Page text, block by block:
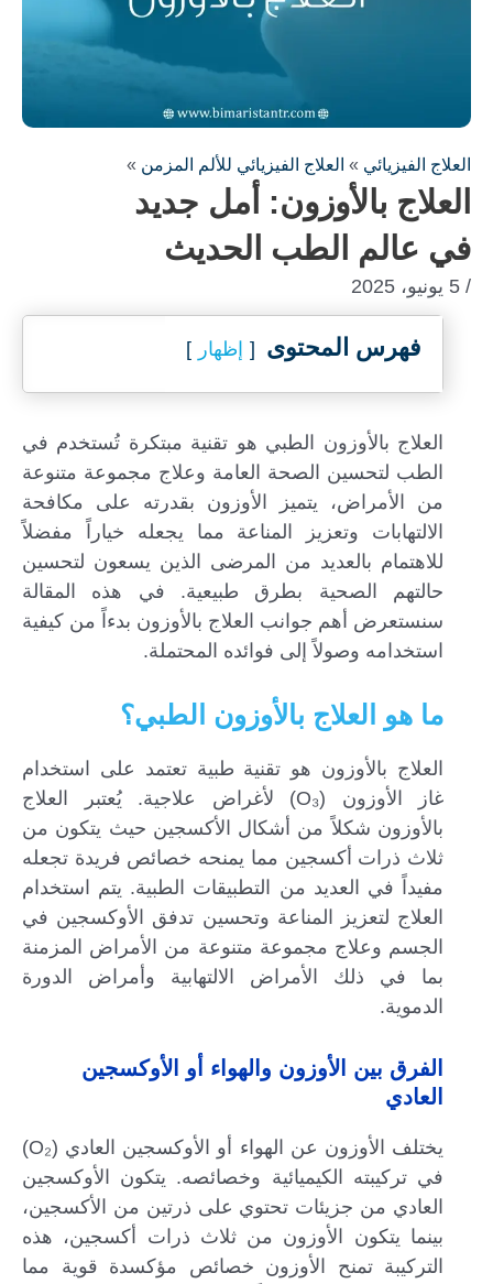
العلاج الفيزيائي » العلاج الفيزيائي للألم المزمن »
العلاج بالأوزون: أمل جديد
في عالم الطب الحديث
/ 5 يونيو، 2025
فهرس المحتوى إظهار
العلاج بالأوزون الطبي هو تقنية مبتكرة تُستخدم في
الطب لتحسين الصحة العامة وعلاج مجموعة متنوعة
من الأمراض، يتميز الأوزون بقدرته على مكافحة
الالتهابات وتعزيز المناعة مما يجعله خياراً مفضلاً
للاهتمام بالعديد من المرضى الذين يسعون لتحسين
حالتهم الصحية بطرق طبيعية. في هذه المقالة
سنستعرض أهم جوانب العلاج بالأوزون بدءاً من كيفية
استخدامه وصولاً إلى فوائده المحتملة.
ما هو العلاج بالأوزون الطبي؟
العلاج بالأوزون هو تقنية طبية تعتمد على استخدام
غاز الأوزون (O₃) لأغراض علاجية. يُعتبر العلاج
بالأوزون شكلاً من أشكال الأكسجين حيث يتكون من
ثلاث ذرات أكسجين مما يمنحه خصائص فريدة تجعله
مفيداً في العديد من التطبيقات الطبية. يتم استخدام
العلاج لتعزيز المناعة وتحسين تدفق الأوكسجين في
الجسم وعلاج مجموعة متنوعة من الأمراض المزمنة
بما في ذلك الأمراض الالتهابية وأمراض الدورة
الدموية.
الفرق بين الأوزون والهواء أو الأوكسجين
العادي
يختلف الأوزون عن الهواء أو الأوكسجين العادي (O₂)
في تركيبته الكيميائية وخصائصه. يتكون الأوكسجين
العادي من جزيئات تحتوي على ذرتين من الأكسجين،
بينما يتكون الأوزون من ثلاث ذرات أكسجين، هذه
التركيبة تمنح الأوزون خصائص مؤكسدة قوية مما